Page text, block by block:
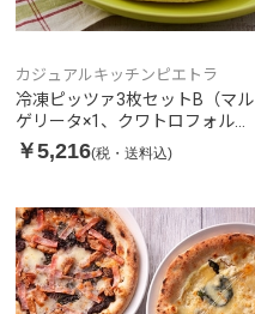
カジュアルキッチンピエトラ
冷凍ピッツァ3枚セットB（マル
ゲリータ×1、クワトロフォルマ
ッジ×2）
￥5,216(税・送料込)